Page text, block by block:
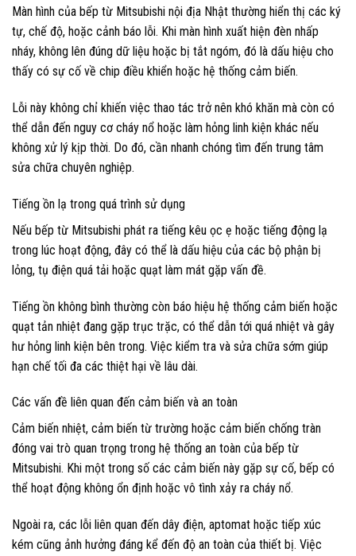
Màn hình của bếp từ Mitsubishi nội địa Nhật thường hiển thị các ký
tự, chế độ, hoặc cảnh báo lỗi. Khi màn hình xuất hiện đèn nhấp
nháy, không lên đúng dữ liệu hoặc bị tắt ngóm, đó là dấu hiệu cho
thấy có sự cố về chip điều khiển hoặc hệ thống cảm biến.
Lỗi này không chỉ khiến việc thao tác trở nên khó khăn mà còn có
thể dẫn đến nguy cơ cháy nổ hoặc làm hỏng linh kiện khác nếu
không xử lý kịp thời. Do đó, cần nhanh chóng tìm đến trung tâm
sửa chữa chuyên nghiệp.
Tiếng ồn lạ trong quá trình sử dụng
Nếu bếp từ Mitsubishi phát ra tiếng kêu ọc ẹ hoặc tiếng động lạ
trong lúc hoạt động, đây có thể là dấu hiệu của các bộ phận bị
lỏng, tụ điện quá tải hoặc quạt làm mát gặp vấn đề.
Tiếng ồn không bình thường còn báo hiệu hệ thống cảm biến hoặc
quạt tản nhiệt đang gặp trục trặc, có thể dẫn tới quá nhiệt và gây
hư hỏng linh kiện bên trong. Việc kiểm tra và sửa chữa sớm giúp
hạn chế tối đa các thiệt hại về lâu dài.
Các vấn đề liên quan đến cảm biến và an toàn
Cảm biến nhiệt, cảm biến từ trường hoặc cảm biến chống tràn
đóng vai trò quan trọng trong hệ thống an toàn của bếp từ
Mitsubishi. Khi một trong số các cảm biến này gặp sự cố, bếp có
thể hoạt động không ổn định hoặc vô tình xảy ra cháy nổ.
Ngoài ra, các lỗi liên quan đến dây điện, aptomat hoặc tiếp xúc
kém cũng ảnh hưởng đáng kể đến độ an toàn của thiết bị. Việc